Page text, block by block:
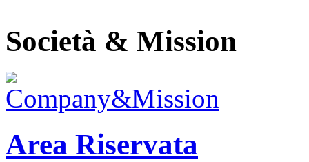
Società & Mission
Area Riservata